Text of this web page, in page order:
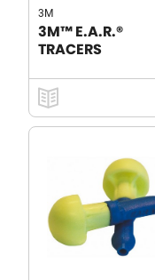
3M
3M™ E.A.R.®
TRACERS